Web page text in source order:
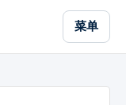
菜单